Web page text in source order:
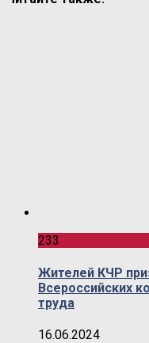
233
Жителей КЧР
Всероссийских
труда
16.06.2024